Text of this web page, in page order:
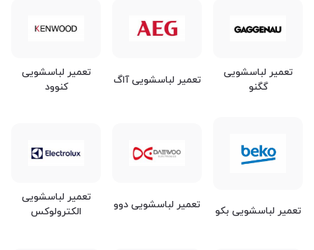
تعمیر لباسشویی
گگنو
تعمیر لباسشویی آاگ
تعمیر لباسشویی
کنوود
تعمیر لباسشویی بکو تعمیر لباسشویی دوو
تعمیر لباسشویی
الکترولوکس